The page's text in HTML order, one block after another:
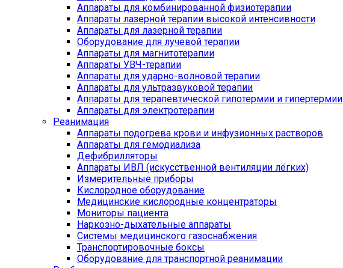
Аппараты для комбинированной физиотерапии
Аппараты лазерной терапии высокой интенсивности
Аппараты для лазерной терапии
Оборудование для лучевой терапии
Аппараты для магнитотерапии
Аппараты УВЧ-терапии
Аппараты для ударно-волновой терапии
Аппараты для ультразвуковой терапии
Аппараты для терапевтической гипотермии и гипертермии
Аппараты для электротерапии
Реанимация
Аппараты подогрева крови и инфузионных растворов
Аппараты для гемодиализа
Дефибрилляторы
Аппараты ИВЛ (искусственной вентиляции лёгких)
Измерительные приборы
Кислородное оборудование
Медицинские кислородные концентраторы
Мониторы пациента
Наркозно-дыхательные аппараты
Системы медицинского газоснабжения
Транспортировочные боксы
Оборудование для транспортной реанимации